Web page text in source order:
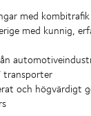
med kombitrafik
med kunnig,
transporter
och högvärdigt